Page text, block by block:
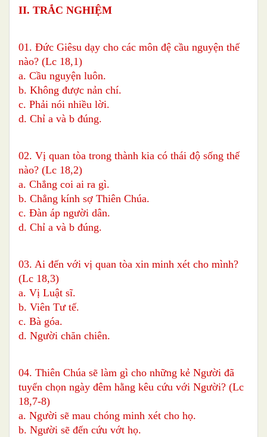
II. TRẮC NGHIỆM
01. Đức Giêsu dạy cho các môn đệ cầu nguyện thế
nào? (Lc 18,1)
a. Cầu nguyện luôn.
b. Không được nản chí.
c. Phải nói nhiều lời.
d. Chỉ a và b đúng.
02. Vị quan tòa trong thành kia có thái độ sống thế
nào? (Lc 18,2)
a. Chẳng coi ai ra gì.
b. Chẳng kính sợ Thiên Chúa.
c. Đàn áp người dân.
d. Chỉ a và b đúng.
03. Ai đến với vị quan tòa xin minh xét cho mình?
(Lc 18,3)
a. Vị Luật sĩ.
b. Viên Tư tế.
c. Bà góa.
d. Người chăn chiên.
04. Thiên Chúa sẽ làm gì cho những kẻ Người đã
tuyển chọn ngày đêm hằng kêu cứu với Người? (Lc
18,7-8)
a. Người sẽ mau chóng minh xét cho họ.
b. Người sẽ đến cứu vớt họ.